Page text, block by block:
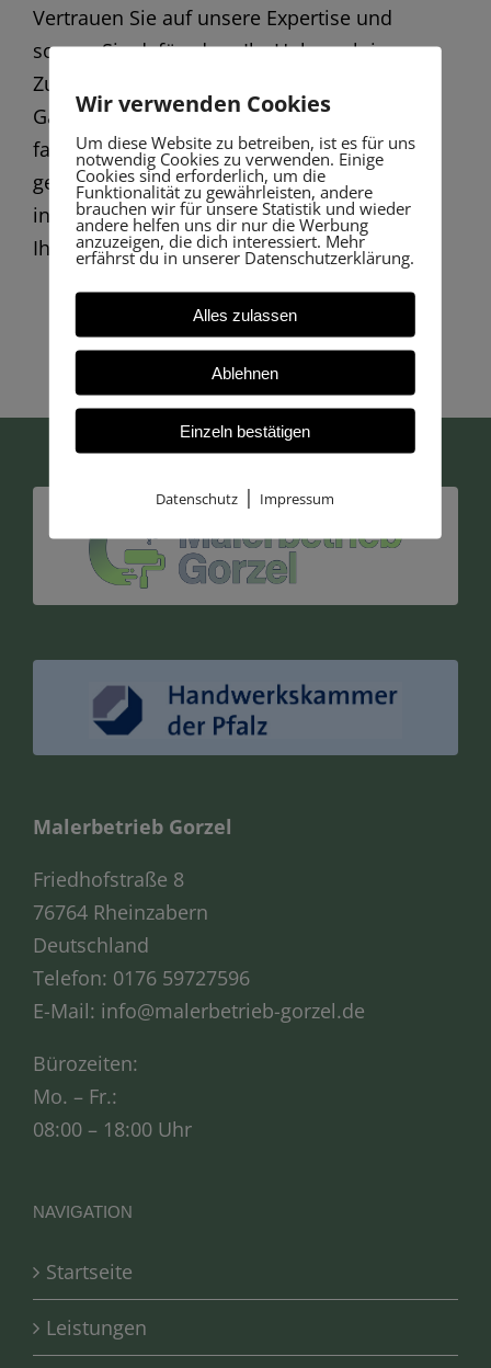
Vertrauen Sie auf unsere Expertise und
sorgen Sie dafür, dass Ihr Holz auch in
Zukunft strahlt. 💪💧 Ob Holzterrassen,
Gartenmöbel oder Fassaden: Durch unsere
fachgerechte Lasierung bleibt alles bestens
geschützt. Kontaktieren Sie uns für ein
individuelles Angebot – wir freuen uns auf
Ihre Anfrage! 📞✨
Malerbetrieb Gorzel
Friedhofstraße 8
76764 Rheinzabern
Deutschland
Telefon: 0176 59727596
E-Mail: info@malerbetrieb-gorzel.de
Bürozeiten:
Mo. – Fr.:
08:00 – 18:00 Uhr
NAVIGATION
Startseite
Leistungen
Wir verwenden Cookies
Um diese Website zu betreiben, ist es für uns
notwendig Cookies zu verwenden. Einige
Cookies sind erforderlich, um die
Funktionalität zu gewährleisten, andere
brauchen wir für unsere Statistik und wieder
andere helfen uns dir nur die Werbung
anzuzeigen, die dich interessiert. Mehr
erfährst du in unserer Datenschutzerklärung.
Alles zulassen
Ablehnen
Einzeln bestätigen
Datenschutz | Impressum